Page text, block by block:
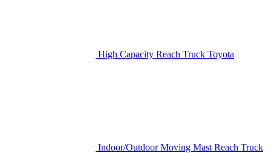
High Capacity Reach Truck Toyota
Indoor/Outdoor Moving Mast Reach Truck